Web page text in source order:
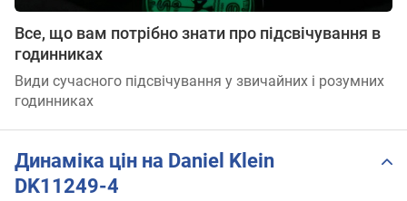
Все, що вам потрібно знати про підсвічування в
годинниках
Види сучасного підсвічування у звичайних і розумних
годинниках
Динаміка цін на Daniel Klein
DK11249-4